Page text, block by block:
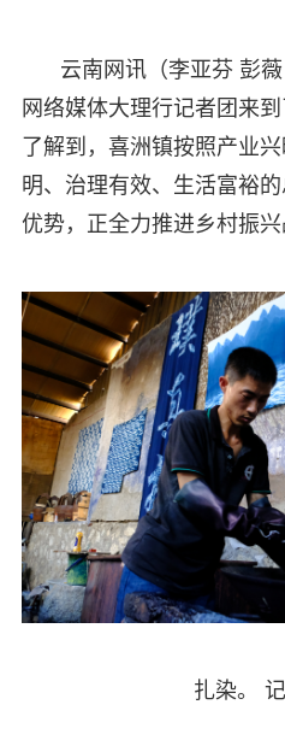
云南网讯（李亚芬 彭
网络媒体大理行记者团来
了解到，喜洲镇按照产业
明、治理有效、生活富裕
优势，正全力推进乡村振兴
扎染。